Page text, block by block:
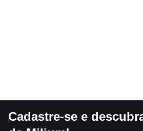
Cadastre-se e